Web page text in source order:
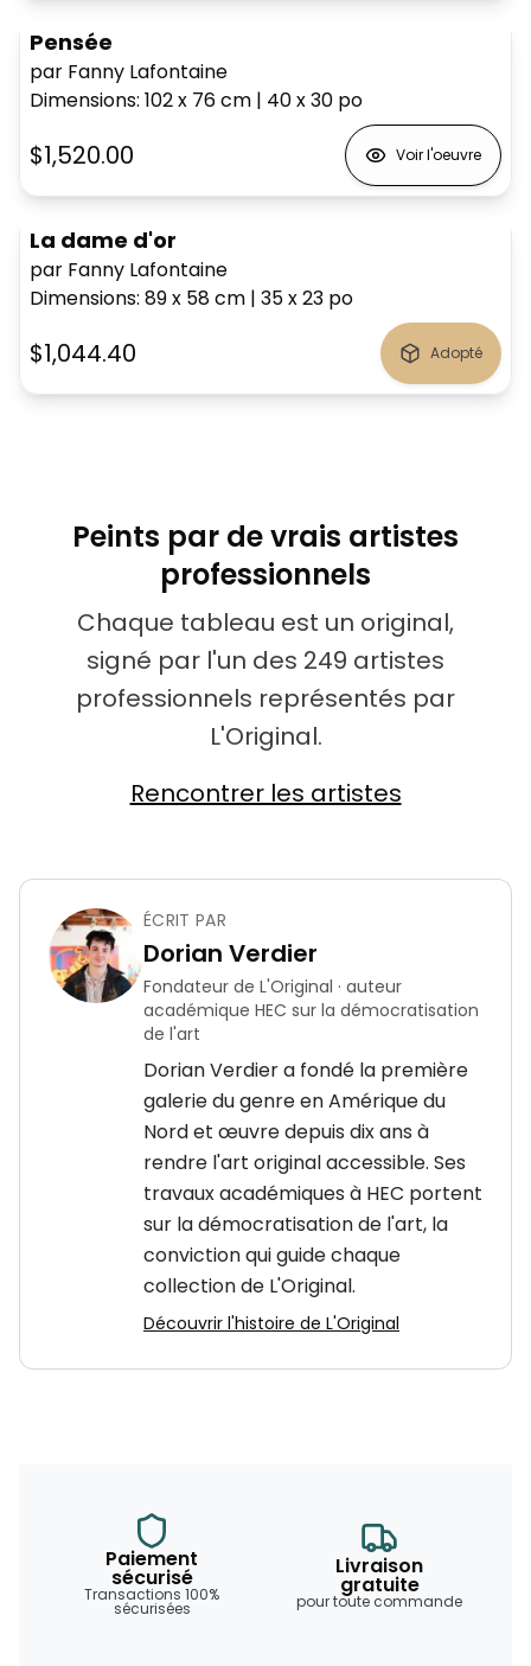
Pensée
par Fanny Lafontaine
Dimensions: 102 x 76cm | 40 x 30 po
$1,520.00 Voir l'oeuvre
La dame d'or
par Fanny Lafontaine
Dimensions: 89 x 58cm | 35 x 23 po
$1,044.40 Adopté
Peints par de vrais artistes
professionnels
Chaque tableau est un original,
signé par l'un des 249 artistes
professionnels représentés par
L'Original.
Rencontrer les artistes
ÉCRIT PAR
Dorian Verdier
Fondateur de L'Original · auteur
académique HEC sur la démocratisation
de l'art
Dorian Verdier a fondé la première
galerie du genre en Amérique du
Nord et œuvre depuis dix ans à
rendre l'art original accessible. Ses
travaux académiques à HEC portent
sur la démocratisation de l'art, la
conviction qui guide chaque
collection de L'Original.
Découvrir l'histoire de L'Original
Paiement
sécurisé
Transactions 100%
sécurisées
Livraison
gratuite
pour toute commande